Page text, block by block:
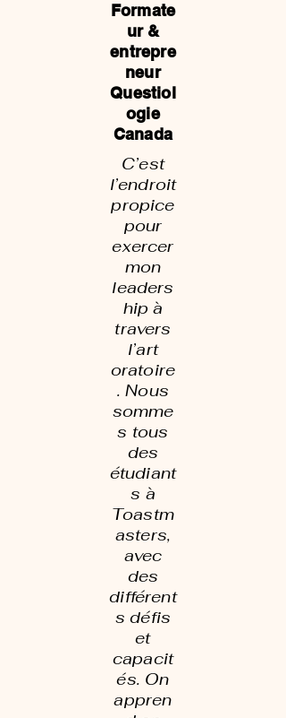
Formate
ur &
entrepre
neur
Questiol
ogie
Canada
C’est
l’endroit
propice
pour
exercer
mon
leaders
hip à
travers
l’art
oratoire
. Nous
somme
s tous
des
étudiant
s à
Toastm
asters,
avec
des
différent
s défis
et
capacit
és. On
appren